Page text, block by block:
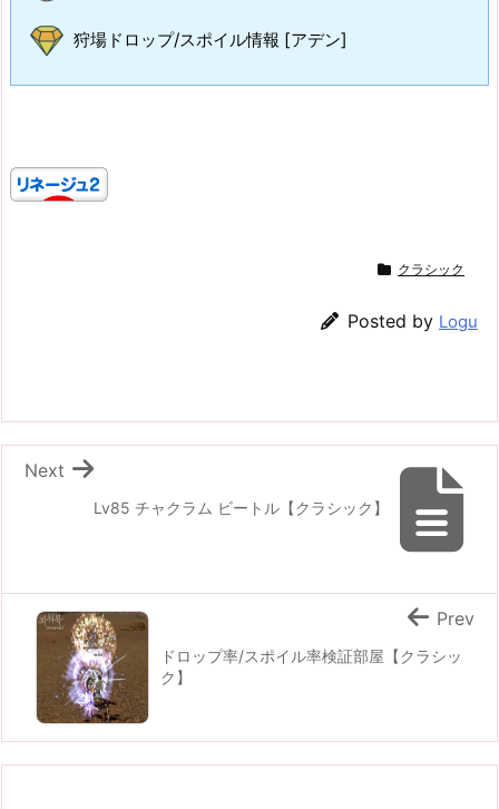
狩場ドロップ/スポイル情報 [アデン]
クラシック
Posted by Logu
Lv85 チャクラム ビートル【クラシック】
Next
ドロップ率/スポイル率検証部屋【クラシッ
ク】
Prev